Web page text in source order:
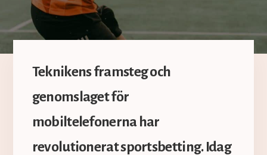
Teknikens framsteg och
genomslaget för
mobiltelefonerna har
revolutionerat sportsbetting. Idag